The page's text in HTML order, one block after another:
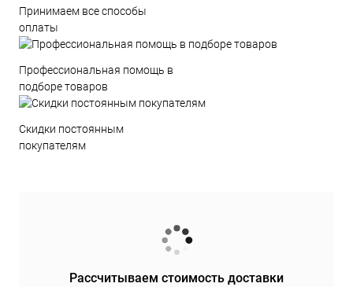
Принимаем все способы
оплаты
Профессиональная помощь в
подборе товаров
Скидки постоянным
покупателям
Рассчитываем стоимость доставки